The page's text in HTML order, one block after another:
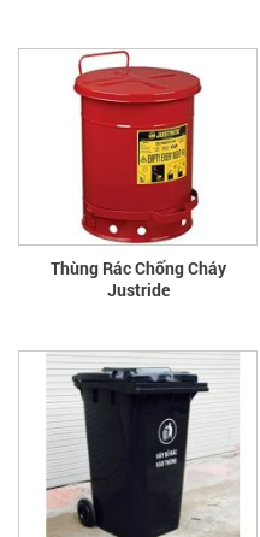
Thùng Rác Chống Cháy
Justride